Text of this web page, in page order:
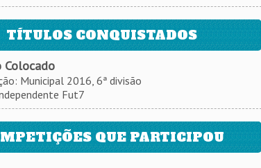
TÍTULOS CONQUISTADOS
Colocado
Municipal 2016, 6ª divisão
Fut7
QUE PARTICIPOU